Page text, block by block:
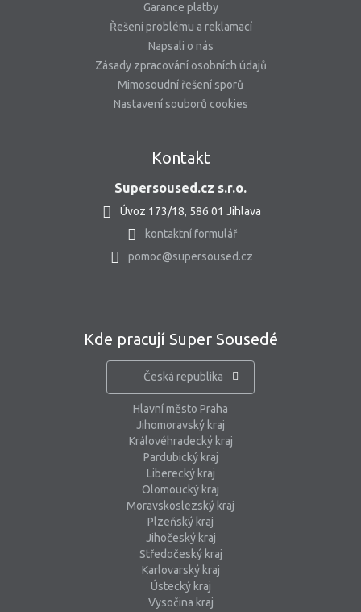
Garance platby
Řešení problému a reklamací
Napsali o nás
Zásady zpracování osobních údajů
Mimosoudní řešení sporů
Nastavení souborů cookies
Kontakt
Supersoused.cz s.r.o.
Úvoz 173/18, 586 01 Jihlava
kontaktní formulář
pomoc@supersoused.cz
Kde pracují Super Sousedé
Česká republika
Hlavní město Praha
Jihomoravský kraj
Královéhradecký kraj
Pardubický kraj
Liberecký kraj
Olomoucký kraj
Moravskoslezský kraj
Plzeňský kraj
Jihočeský kraj
Středočeský kraj
Karlovarský kraj
Ústecký kraj
Vysočina kraj